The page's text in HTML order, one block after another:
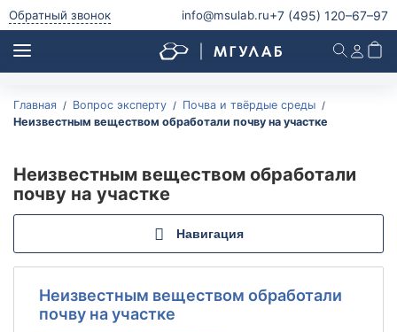
Обратный звонок info@msulab.ru+7 (495) 120–67–97
Анализ питьевой воды
Анализ воды из колодца
Анализ родниковой воды
Анализ водопроводной воды
Микробиологический и паразитологический анализ
питьевой воды
Главная Вопрос эксперту
Почва и твёрдые среды
Неизвестным веществом обработали почву на участке
Неизвестным веществом обработали
почву на участке
Навигация
Неизвестным веществом обработали
почву на участке